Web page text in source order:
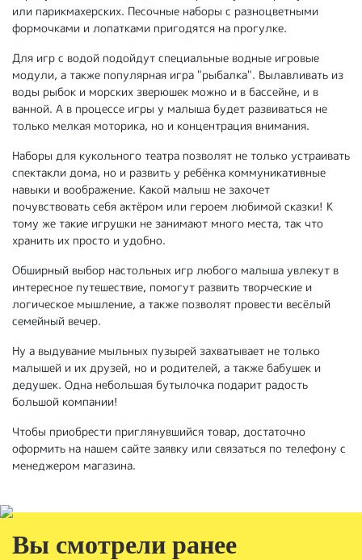
или парикмахерских. Песочные наборы с разноцветными
формочками и лопатками пригодятся на прогулке.
Для игр с водой подойдут специальные водные игровые
модули, а также популярная игра "рыбалка". Вылавливать из
воды рыбок и морских зверюшек можно и в бассейне, и в
ванной. А в процессе игры у малыша будет развиваться не
только мелкая моторика, но и концентрация внимания.
Наборы для кукольного театра позволят не только устраивать
спектакли дома, но и развить у ребёнка коммуникативные
навыки и воображение. Какой малыш не захочет
почувствовать себя актёром или героем любимой сказки! К
тому же такие игрушки не занимают много места, так что
хранить их просто и удобно.
Обширный выбор настольных игр любого малыша увлекут в
интересное путешествие, помогут развить творческие и
логическое мышление, а также позволят провести весёлый
семейный вечер.
Ну а выдувание мыльных пузырей захватывает не только
малышей и их друзей, но и родителей, а также бабушек и
дедушек. Одна небольшая бутылочка подарит радость
большой компании!
Чтобы приобрести приглянувшийся товар, достаточно
оформить на нашем сайте заявку или связаться по телефону с
менеджером магазина.
Вы смотрели ранее